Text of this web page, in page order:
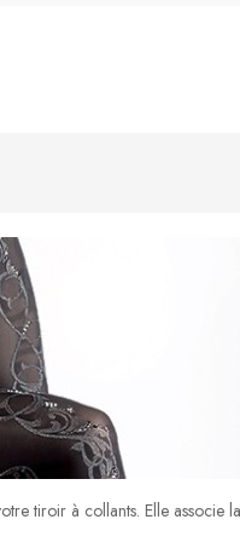
tiroir à collants. Elle associe